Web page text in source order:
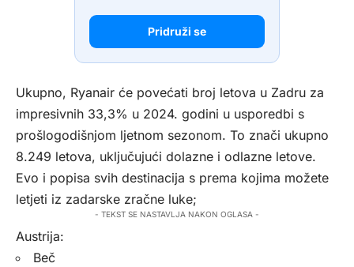
Pridruži se
Ukupno, Ryanair će povećati broj letova u Zadru za
impresivnih 33,3% u 2024. godini u usporedbi s
prošlogodišnjom ljetnom sezonom. To znači ukupno
8.249 letova, uključujući dolazne i odlazne letove.
Evo i popisa svih destinacija s prema kojima možete
letjeti iz zadarske zračne luke;
- TEKST SE NASTAVLJA NAKON OGLASA -
Austrija:
Beč